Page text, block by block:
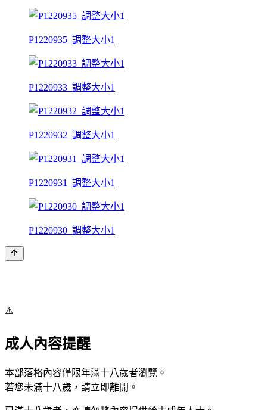
P1220935_調整大小1
P1220933_調整大小1
P1220932_調整大小1
P1220931_調整大小1
P1220930_調整大小1
⚠️
成人內容提醒
本部落格內容僅限年滿十八歲者瀏覽。
若您未滿十八歲，請立即離開。